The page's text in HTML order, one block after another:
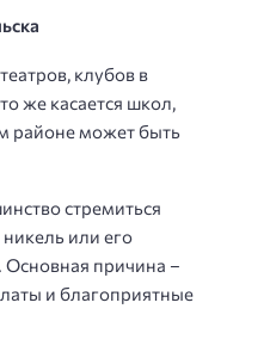
клубов в
же касается школ,
районе может быть
стремиться
или его
Основная причина –
и благоприятные